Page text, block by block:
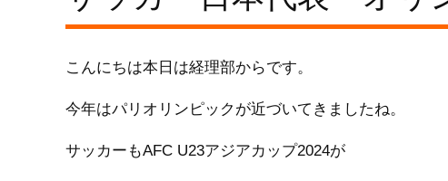
こんにちは本日は経理部からです。
今年はパリオリンピックが近づいてきましたね。
サッカーもAFC U23アジアカップ2024が